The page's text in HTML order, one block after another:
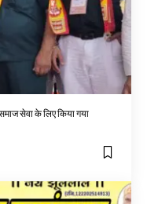
सेवा के लिए किया गया